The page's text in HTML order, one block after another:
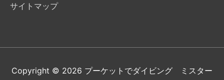
サイトマップ
Copyright © 2026 プーケットでダイビング ミスター